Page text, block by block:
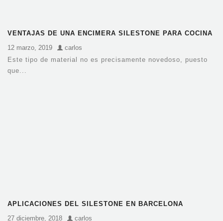
VENTAJAS DE UNA ENCIMERA SILESTONE PARA COCINA
12 marzo, 2019
carlos
Este tipo de material no es precisamente novedoso, puesto
que...
APLICACIONES DEL SILESTONE EN BARCELONA
27 diciembre, 2018
carlos